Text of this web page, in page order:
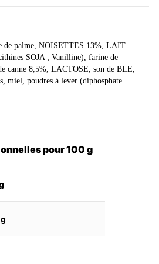
de palme, NOISETTES 13%, LAIT
SOJA ; Vanilline), farine de
canne 8,5%, LACTOSE, son de BLE,
miel, poudres à lever (diphosphate
pour 100 g